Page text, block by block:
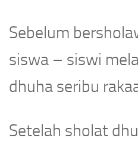
Sebelum
siswa – siswi
dhuha seribu
Setelah sholat